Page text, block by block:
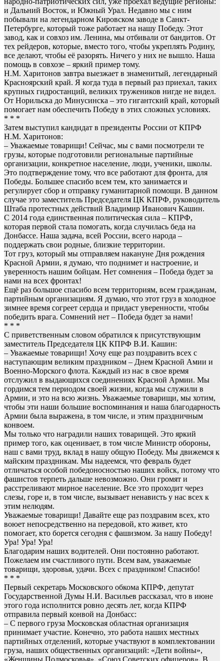
и Дальний Восток, и Южный Урал. Недавно мы с ним
побывали на легендарном Кировском заводе в Санкт-
Петербурге, который тоже работает на нашу Победу. Этот
завод, как и совхоз им. Ленина, мы отбивали от бандитов. От
тех рейдеров, которые, вместо того, чтобы укреплять Родину,
все делают, чтобы её разорять. Ничего у них не вышло. Наша
помощь в совхозе – яркий пример тому.
Н.М. Харитонов завтра выезжает в знаменитый, легендарный
Красноярский край. Я когда туда в первый раз приехал, таких
крупных гидростанций, великих тружеников нигде не видел.
От Норильска до Минусинска – это гигантский край, который
помогает нам обеспечить Победу в этих сложных условиях.
* * *
Затем выступил кандидат в президенты России от КПРФ
Н.М. Харитонов:
– Уважаемые товарищи! Сейчас, мы с вами посмотрели те
грузы, которые подготовили региональные партийные
организации, конкретное население, люди, ученики, школы.
Это подтверждение тому, что все работают для фронта, для
Победы. Большее спасибо всем тем, кто занимается и
регулирует сбор и отправку гуманитарной помощи. В данном
случае это заместитель Председателя ЦК КПРФ, руководитель
Штаба протестных действий Владимир Иванович Кашин.
С 2014 года единственная политическая сила – КПРФ,
которая первой стала помогать, когда случилась беда на
Донбассе. Наша задача, всей России, всего народа –
поддержать свои родные, близкие территории.
Тот груз, который мы отправляем накануне Дня рождения
Красной Армии, я думаю, что поднимет и настроение, и
уверенность нашим бойцам. Нет сомнения – Победа будет за
нами на всех фронтах!
Ещё раз большое спасибо всем территориям, всем гражданам,
партийным организациям. Я думаю, что этот груз в холодное
зимнее время согреет сердца и придаст уверенности, чтобы
победить врага. Сомнений нет – Победа будет за нами!
* * *
С приветственным словом обратился к присутствующим
заместитель Председателя ЦК КПРФ В.И. Кашин:
– Уважаемые товарищи! Хочу еще раз поздравить всех с
наступающим великим праздником – Днем Красной Амии и
Военно-Морского флота. Каждый из нас в свое время
отслужил в выдающихся соединениях Красной Армии. Мы
гордимся тем периодом своей жизни, когда мы служили в
Армии, и это на всю жизнь. Уважаемые товарищи, мы хотим,
чтобы эти наши большие воспоминания и наша благодарность
Армии была выражена, в том числе, и этим праздничным
конвоем.
Мы только что наградили наших товарищей. Это яркий
пример того, как оценивает, в том числе Министр обороны,
наш с вами труд, вклад в нашу общую Победу. Мы движемся к
майским праздникам. Мы надеемся, что февраль будет
отличаться особой победоносностью наших войск, потому что
фашистов терпеть дальше невозможно. Они громят и
расстреливают мирное население. Все это проходит через
слезы, горе и, в том числе, вызывает ненависть у нас всех к
этим нелюдям.
Уважаемые товарищи! Давайте еще раз поздравим всех, кто
воюет непосредственно на передовой, кто живет, кто
помогает, кто борется сегодня с фашизмом. За нашу Победу!
Ура! Ура! Ура!
Благодарим наших водителей. Они постоянно работают.
Пожелаем им счастливого пути. Всем вам, уважаемые
товарищи, здоровья, удачи. Всех с праздником! Спасибо!
* * *
Первый секретарь Московского обкома КПРФ, депутат
Государственной Думы Н.И. Васильев рассказал, что в июне
этого года исполнится ровно десять лет, когда КПРФ
отправила первый конвой на Донбасс:
– С первого груза Московская областная организация
принимает участие. Конечно, это работа наших местных
партийных отделений, которые участвуют в комплектовании
груза, наших общественных организаций: «Дети войны»,